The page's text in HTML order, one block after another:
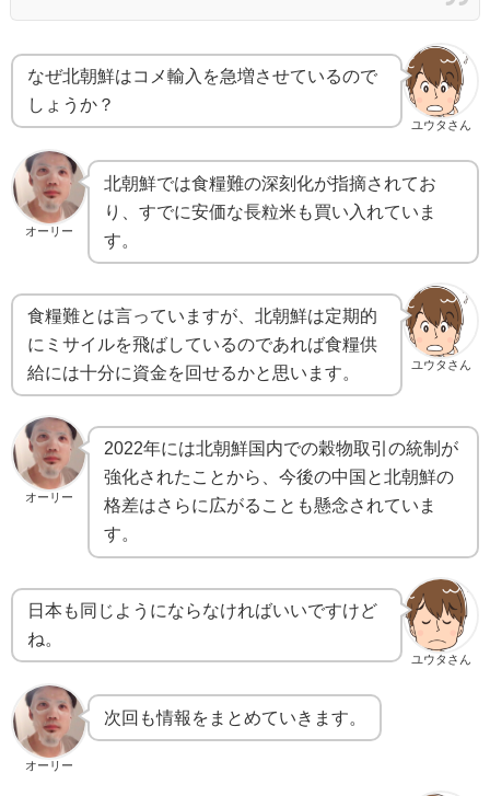
ユウタさん
なぜ北朝鮮はコメ輸入を急増させているので
しょうか？
オーリー
北朝鮮では食糧難の深刻化が指摘されてお
り、すでに安価な長粒米も買い入れていま
す。
ユウタさん
食糧難とは言っていますが、北朝鮮は定期的
にミサイルを飛ばしているのであれば食糧供
給には十分に資金を回せるかと思います。
オーリー
2022年には北朝鮮国内での穀物取引の統制が
強化されたことから、今後の中国と北朝鮮の
格差はさらに広がることも懸念されていま
す。
ユウタさん
日本も同じようにならなければいいですけど
ね。
オーリー
次回も情報をまとめていきます。